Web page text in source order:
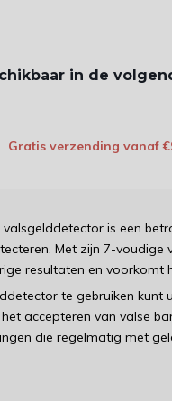
in de
Gratis verzending vanaf
valsgelddetector is een
Met zijn 7-
resultaten en voorkomt
te gebruiken kunt
accepteren van valse
die regelmatig met